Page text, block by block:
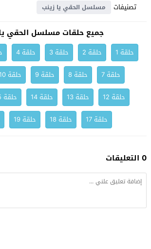
تصنيفات
مسلسل الحقي يا زينب
جميع حلقات مسلسل الحقي
حلقة 1 حلقة 2 حلقة 3 حلقة 4
حلقة 7
حلقة 8 حلقة 9 حلقة 10
حلقة 12
حلقة 13 حلقة 14 حلقة 15
حلقة 17
حلقة 18 حلقة 19
0 التعليقات